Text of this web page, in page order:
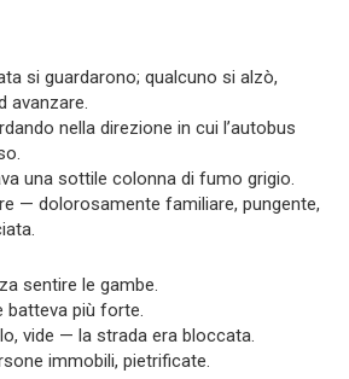
si guardarono; qualcuno si alzò,
avanzare.
nella direzione in cui l’autobus
una sottile colonna di fumo grigio.
— dolorosamente familiare, pungente,
sentire le gambe.
batteva più forte.
vide — la strada era bloccata.
immobili, pietrificate.